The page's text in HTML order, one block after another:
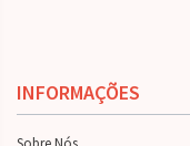
INFORMAÇÕES